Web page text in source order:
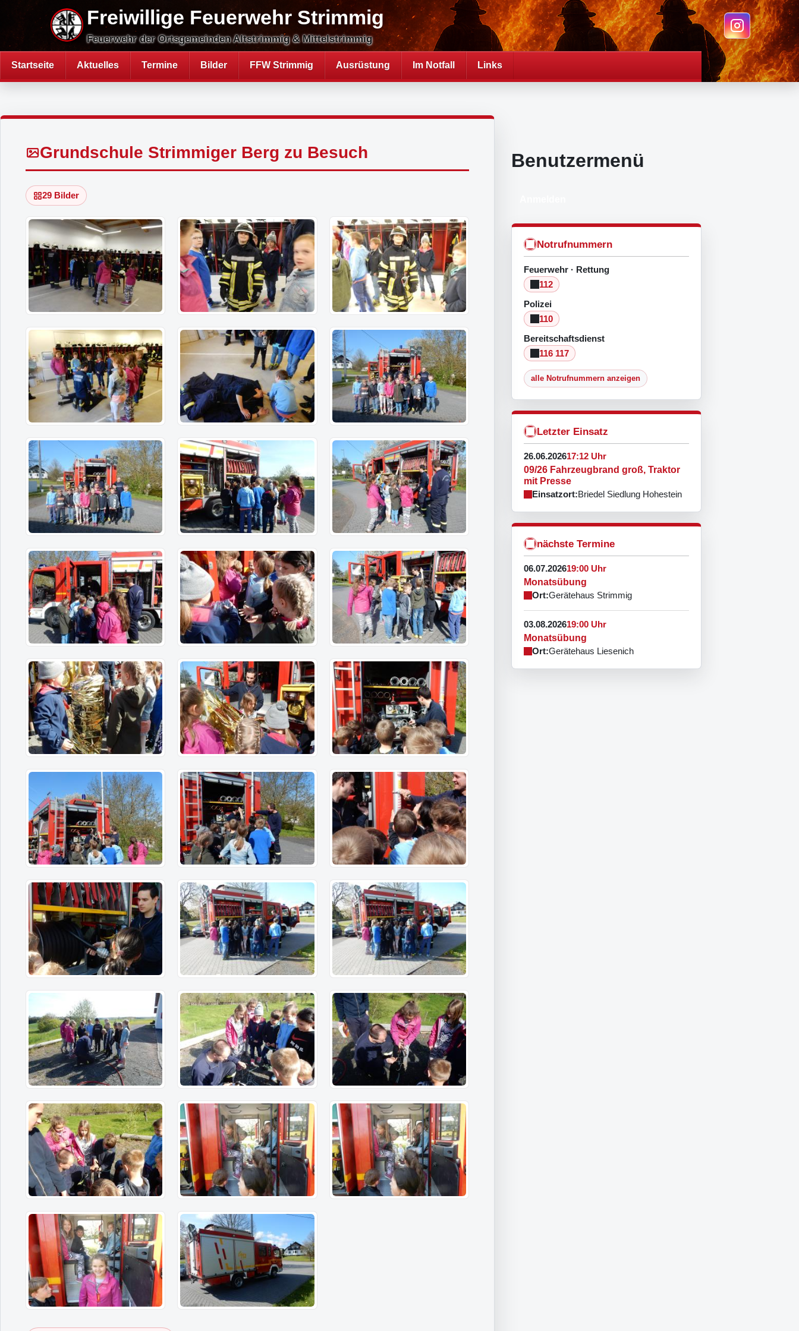
Inhalt
Freiwillige Feuerwehr Strimmig
Feuerwehr der Ortsgemeinden Altstrimmig & Mittelstrimmig
Startseite Aktuelles Termine Bilder FFW Strimmig Ausrüstung Im Notfall Links
Grundschule Strimmiger Berg zu Besuch
29 Bilder
Benutzermenü
Notrufnummern
Feuerwehr · Rettung
112
Polizei
110
Bereitschaftsdienst
116 117
alle Notrufnummern anzeigen
Letzter Einsatz
26.06.202617:12 Uhr
09/26 Fahrzeugbrand groß, Traktor
mit Presse
Einsatzort:Briedel Siedlung Hohestein
nächste Termine
06.07.202619:00 Uhr
Monatsübung
Ort:Gerätehaus Strimmig
03.08.202619:00 Uhr
Monatsübung
Ort:Gerätehaus Liesenich